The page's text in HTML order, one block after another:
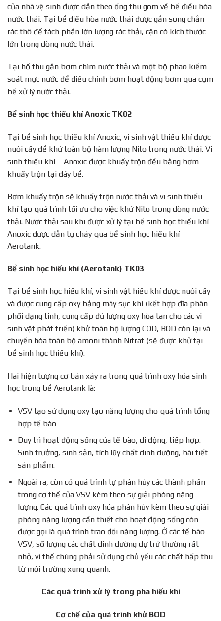
của nhà vệ sinh được dẫn theo ống thu gom về bể điều hòa
nước thải. Tại bể điều hòa nước thải được gắn song chắn
rác thô để tách phần lớn lượng rác thải, cặn có kích thước
lớn trong dòng nước thải.
Tại hố thu gắn bơm chìm nước thải và một bộ phao kiểm
soát mực nước để điều chỉnh bơm hoạt động bơm qua cụm
bể xử lý nước thải.
Bể sinh học thiếu khí Anoxic TK02
Tại bể sinh học thiếu khí Anoxic, vi sinh vật thiếu khí được
nuôi cấy để khử toàn bộ hàm lượng Nito trong nước thải. Vi
sinh thiếu khí – Anoxic được khuấy trộn đều bằng bơm
khuấy trộn tại đáy bể.
Bơm khuấy trộn sẽ khuấy trộn nước thải và vi sinh thiếu
khí tạo quá trình tối ưu cho việc khử Nito trong dòng nước
thải. Nước thải sau khi được xử lý tại bể sinh học thiếu khí
Anoxic được dẫn tự chảy qua bể sinh học hiếu khí
Aerotank.
Bể sinh học hiếu khí (Aerotank) TK03
Tại bể sinh học hiếu khí, vi sinh vật hiếu khí được nuôi cấy
và được cung cấp oxy bằng máy sục khí (kết hợp đĩa phân
phối dạng tinh, cung cấp đủ lượng oxy hòa tan cho các vi
sinh vật phát triển) khử toàn bộ lượng COD, BOD còn lại và
chuyển hóa toàn bộ amoni thành Nitrat (sẽ được khử tại
bể sinh học thiếu khí).
Hai hiện tượng cơ bản xảy ra trong quá trình oxy hóa sinh
học trong bể Aerotank là:
VSV tạo sử dụng oxy tạo năng lượng cho quá trình tổng
hợp tế bào
Duy trì hoạt động sống của tế bào, di động, tiếp hợp.
Sinh trưởng, sinh sản, tích lũy chất dinh dưỡng, bài tiết
sản phẩm.
Ngoài ra, còn có quá trình tự phân hủy các thành phần
trong cơ thể của VSV kèm theo sự giải phóng năng
lượng. Các quá trình oxy hóa phân hủy kèm theo sự giải
phóng năng lượng cần thiết cho hoạt động sống còn
được gọi là quá trình trao đổi năng lượng. Ở các tế bào
VSV, số lượng các chất dinh dưỡng dự trữ thường rất
nhỏ, vì thế chúng phải sử dụng chủ yếu các chất hấp thu
từ môi trường xung quanh.
Các quá trình xử lý trong pha hiếu khí
Cơ chế của quá trình khử BOD